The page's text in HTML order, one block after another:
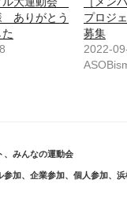
ありがとう
プロジ
募集
2022-
、 みんなの運動会
参加、 企業参加、 個人参加、 浜